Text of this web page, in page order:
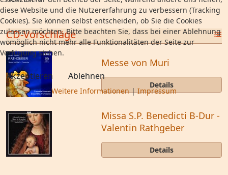
CD-Vorschläge
Messe von Muri
Details
Missa S.P. Benedicti B-Dur -
Valentin Rathgeber
Details
diese Website und die Nutzererfahrung zu verbessern (Tracking
Cookies). Sie können selbst entscheiden, ob Sie die Cookies
zulassen möchten. Bitte beachten Sie, dass bei einer Ablehnung
womöglich nicht mehr alle Funktionalitäten der Seite zur
Verfügung stehen.
Akzeptieren Ablehnen
Weitere Informationen|Impressum